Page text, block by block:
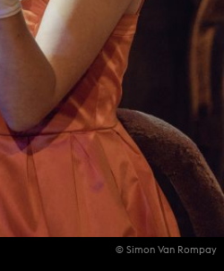
© Simon Van Rompay